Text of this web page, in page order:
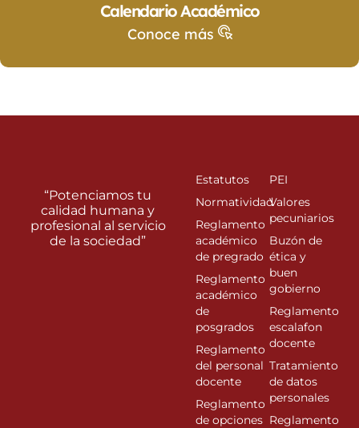
Calendario Académico
Conoce más
“Potenciamos tu
calidad humana y
profesional al servicio
de la sociedad”
Estatutos
Normatividad
Reglamento
académico
de pregrado
Reglamento
académico
de
posgrados
Reglamento
del personal
docente
Reglamento
de opciones
PEI
Valores
pecuniarios
Buzón de
ética y
buen
gobierno
Reglamento
escalafon
docente
Tratamiento
de datos
personales
Reglamento